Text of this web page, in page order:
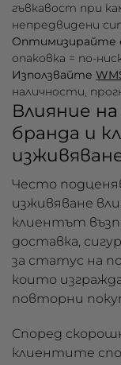
гъвкавост при
непредвидени
Оптимизирайте
опаковка = по-
Използвайте
наличности,
Влияние
бранда и
Често
изживяване
клиентът
доставка,
за статус на
които
повторни
Според
клиентите